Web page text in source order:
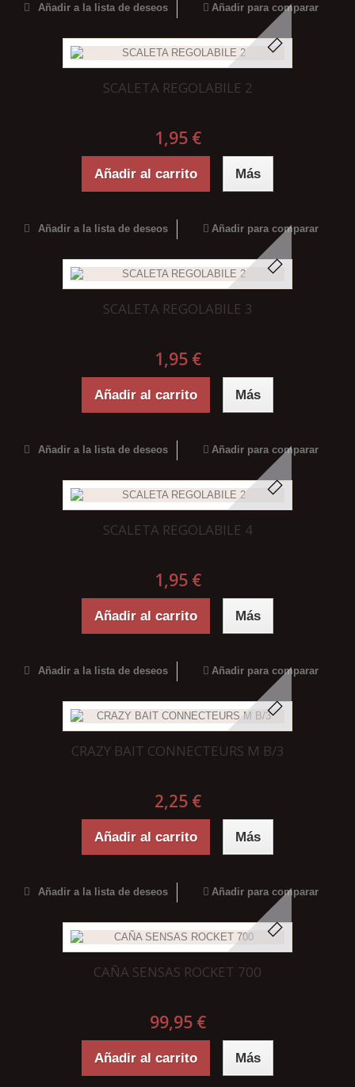
Añadir a la lista de deseos Añadir para comparar
SCALETA REGOLABILE 2
1,95 €
Añadir al carrito Más
Añadir a la lista de deseos Añadir para comparar
SCALETA REGOLABILE 3
1,95 €
Añadir al carrito Más
Añadir a la lista de deseos Añadir para comparar
SCALETA REGOLABILE 4
1,95 €
Añadir al carrito Más
Añadir a la lista de deseos Añadir para comparar
CRAZY BAIT CONNECTEURS M B/3
2,25 €
Añadir al carrito Más
Añadir a la lista de deseos Añadir para comparar
CAÑA SENSAS ROCKET 700
99,95 €
Añadir al carrito Más